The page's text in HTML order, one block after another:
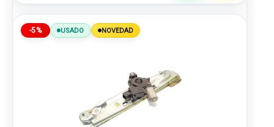
-5% USADO NOVEDAD